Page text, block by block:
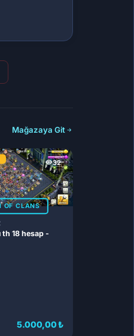
Mağazaya Git
32
OF CLANS
18 hesap -
5.000,00 ₺